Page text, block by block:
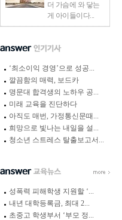
더 가슴에 와 닿는
게 아이들이다...
‘최소이익 경영’으로 성공...
깔끔함의 매력, 보드카
명문대 합격생의 노하우 공...
미래 교육을 진단하다
아직도 매번, 가정통신문때...
희망으로 빛나는 내일을 설...
청소년 스트레스 탈출보고서...
성폭력 피해학생 지원할 ‘...
내년 대학등록금, 최대 2...
초중고 학생부서 ‘부모 정...